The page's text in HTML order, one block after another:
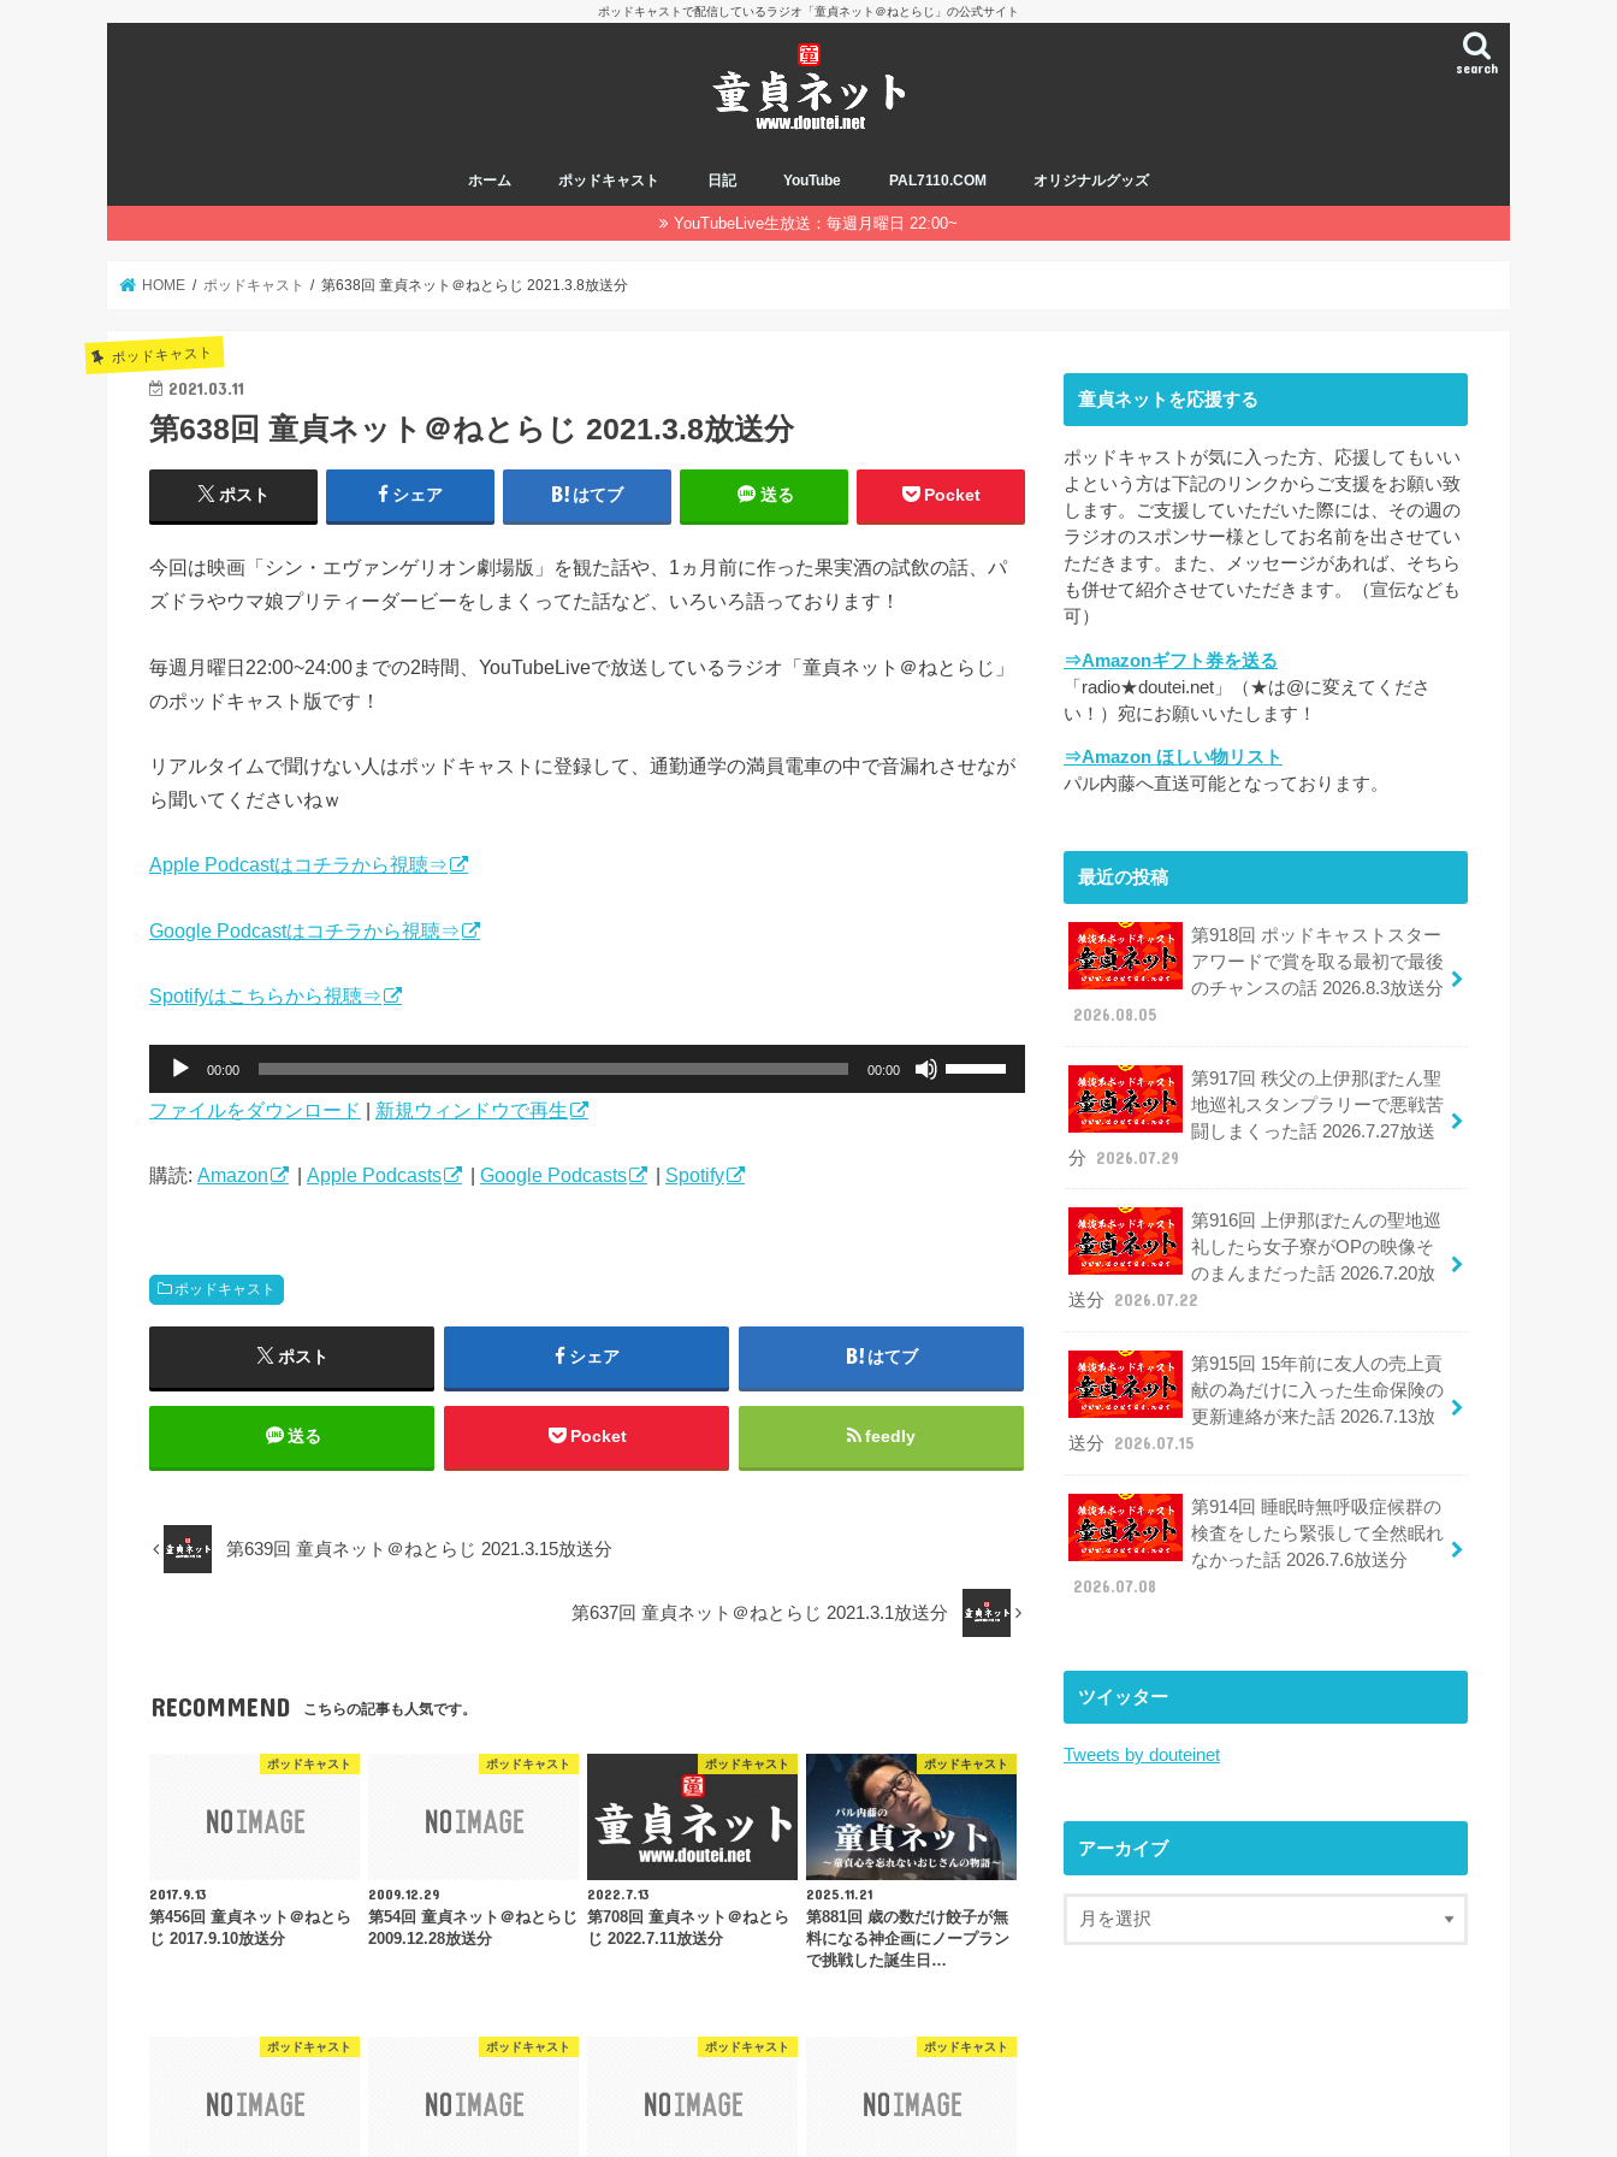
ポッドキャストで配信しているラジオ「童貞ネット＠ねとらじ」の公式サイト
search
ホーム ポッドキャスト 日記 YouTube PAL7110.COM オリジナルグッズ
YouTubeLive生放送：毎週月曜日 22:00~
HOME ポッドキャスト 第638回 童貞ネット＠ねとらじ 2021.3.8放送分
ポッドキャスト
2021.03.11
第638回 童貞ネット＠ねとらじ 2021.3.8放送分
ポスト シェア はてブ 送る Pocket
今回は映画「シン・エヴァンゲリオン劇場版」を観た話や、1ヵ月前に作った果実酒の試飲の話、パ
ズドラやウマ娘プリティーダービーをしまくってた話など、いろいろ語っております！
毎週月曜日22:00~24:00までの2時間、YouTubeLiveで放送しているラジオ「童貞ネット＠ねとらじ」
のポッドキャスト版です！
リアルタイムで聞けない人はポッドキャストに登録して、通勤通学の満員電車の中で音漏れさせなが
ら聞いてくださいねｗ
Apple Podcastはコチラから視聴⇒
Google Podcastはコチラから視聴⇒
Spotifyはこちらから視聴⇒
プ
ー
00:00 00:00
印
く
だ
ファイルをダウンロード | 新規ウィンドウで再生
購読: Amazon | Apple Podcasts | Google Podcasts | Spotify
ポッドキャスト
ポスト シェア はてブ
送る Pocket feedly
第639回 童貞ネット＠ねとらじ 2021.3.15放送分
第637回 童貞ネット＠ねとらじ 2021.3.1放送分
RECOMMEND こちらの記事も人気です。
ポッドキャスト
2017.9.13
第456回 童貞ネット＠ねとら
じ 2017.9.10放送分
ポッドキャスト
2009.12.29
第54回 童貞ネット＠ねとらじ
2009.12.28放送分
ポッドキャスト
2022.7.13
第708回 童貞ネット＠ねとら
じ 2022.7.11放送分
ポッドキャスト
2025.11.21
第881回 歳の数だけ餃子が無
料になる神企画にノープラン
で挑戦した誕生日…
ポッドキャスト ポッドキャスト ポッドキャスト ポッドキャスト
童貞ネットを応援する
ポッドキャストが気に入った方、応援してもいい
よという方は下記のリンクからご支援をお願い致
します。ご支援していただいた際には、その週の
ラジオのスポンサー様としてお名前を出させてい
ただきます。また、メッセージがあれば、そちら
も併せて紹介させていただきます。（宣伝なども
可）
⇒Amazonギフト券を送る
「radio★doutei.net」（★は@に変えてくださ
い！）宛にお願いいたします！
⇒Amazon ほしい物リスト
パル内藤へ直送可能となっております。
最近の投稿
第918回 ポッドキャストスター
アワードで賞を取る最初で最後
のチャンスの話 2026.8.3放送分
2026.08.05
第917回 秩父の上伊那ぼたん聖
地巡礼スタンプラリーで悪戦苦
闘しまくった話 2026.7.27放送
分
2026.07.29
第916回 上伊那ぼたんの聖地巡
礼したら女子寮がOPの映像そ
のまんまだった話 2026.7.20放
送分
2026.07.22
第915回 15年前に友人の売上貢
献の為だけに入った生命保険の
更新連絡が来た話 2026.7.13放
送分
2026.07.15
第914回 睡眠時無呼吸症候群の
検査をしたら緊張して全然眠れ
なかった話 2026.7.6放送分
2026.07.08
ツイッター
Tweets by douteinet
アーカイブ